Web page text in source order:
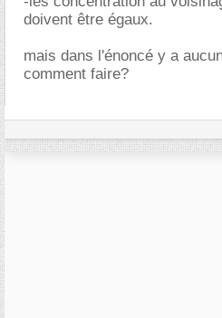
doivent être égaux.
mais dans l'énoncé y a
comment faire?